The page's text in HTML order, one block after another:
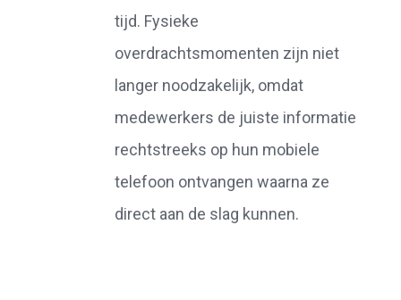
tijd. Fysieke
overdrachtsmomenten zijn niet
langer noodzakelijk, omdat
medewerkers de juiste informatie
rechtstreeks op hun mobiele
telefoon ontvangen waarna ze
direct aan de slag kunnen.